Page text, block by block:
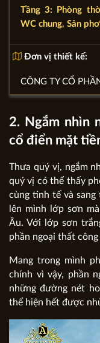
Tầng 3: Phòng
WC chung, Sân
Đơn vị thiết kế:
CÔNG TY CỔ
2. Ngắm nhìn
cổ điển mặt
Thưa quý vị, ngắm
quý vị có thể thấy
cùng tinh tế và
lên mình lớp sơn
Âu. Với lớp sơn
phần ngoại thất
Mang trong mình
chính vì vậy, phần
những đường nét
thể hiện hết được